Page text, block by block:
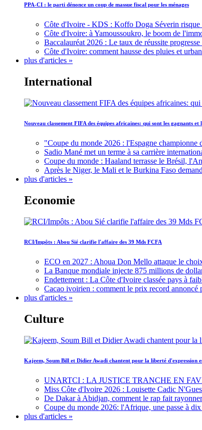
PPA-CI : le parti dénonce un coup de massue fiscal pour les ménages
Côte d'Ivoire - KDS : Koffo Doga Séverin risque
Côte d'Ivoire: à Yamoussoukro, le boom de
Baccalauréat 2026 : Le taux de réussite
Côte d'Ivoire: comment hausse des pluies et
plus d'articles »
International
Nouveau classement FIFA des équipes africaines: qui sont les gagnants
"Coupe du monde 2026 : l'Espagne championne
Sadio Mané met un terme à sa carrière
Coupe du monde : Haaland terrasse le Brésil,
Après le Niger, le Mali et le Burkina Faso
plus d'articles »
Economie
RCI/Impôts : Abou Sié clarifie l'affaire des 39 Mds FCFA
ECO en 2027 : Ahoua Don Mello attaque le
La Banque mondiale injecte 875 millions de
Endettement : La Côte d'Ivoire classée pays à
Cacao ivoirien : comment le prix record annoncé
plus d'articles »
Culture
Kajeem, Soum Bill et Didier Awadi chantent pour la liberté d'expression
UNARTCI : LA JUSTICE TRANCHE EN
Miss Côte d'Ivoire 2026 : Louisette Cadic
De Dakar à Abidjan, comment le rap fait
Coupe du monde 2026: l'Afrique, une passe à
plus d'articles »